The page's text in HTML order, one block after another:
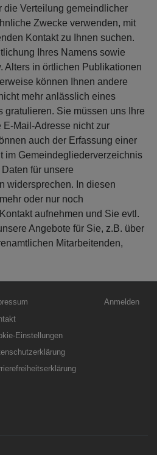
die Verteilung gemeindlicher
Zwecke verwenden, mit
Kontakt zu Ihnen suchen.
Ihres Namens sowie
Alters in örtlichen Publikationen
können Ihnen andere
mehr anlässlich eines
gratulieren. Sie müssen uns Ihre
E-Mail-Adresse nicht zur
auch der Erfassung einer
im Gemeindegliederverzeichnis
für unsere
widersprechen. In diesen
oder nur noch
aufnehmen und Sie evtl.
Angebote für Sie, z.B. über
Mitarbeitenden,
Einstellungen
Benutzermenü
Anmelden